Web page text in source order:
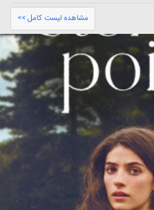
مشاهده لیست کامل >>